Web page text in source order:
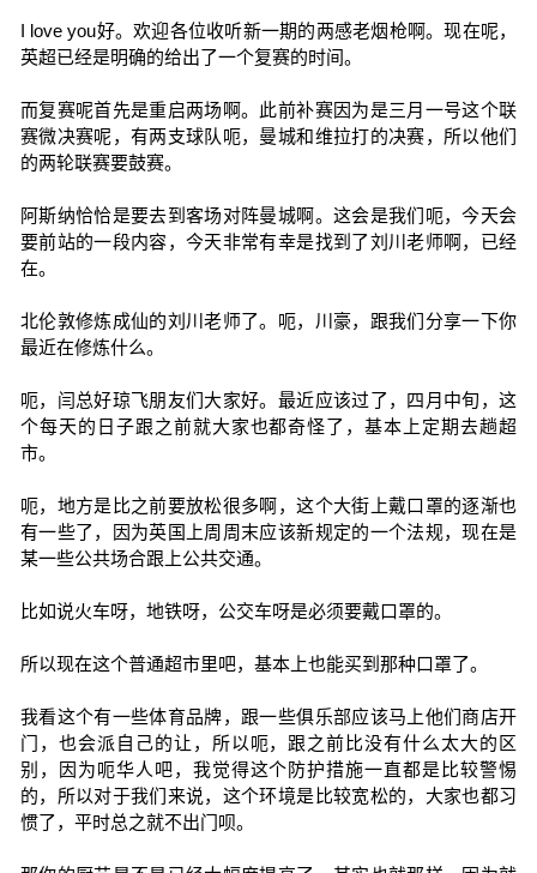
I love you好。欢迎各位收听新一期的两感老烟枪啊。现在呢，
英超已经是明确的给出了一个复赛的时间。
而复赛呢首先是重启两场啊。此前补赛因为是三月一号这个联
赛微决赛呢，有两支球队呃，曼城和维拉打的决赛，所以他们
的两轮联赛要鼓赛。
阿斯纳恰恰是要去到客场对阵曼城啊。这会是我们呃，今天会
要前站的一段内容，今天非常有幸是找到了刘川老师啊，已经
在。
北伦敦修炼成仙的刘川老师了。呃，川豪，跟我们分享一下你
最近在修炼什么。
呃，闫总好琼飞朋友们大家好。最近应该过了，四月中旬，这
个每天的日子跟之前就大家也都奇怪了，基本上定期去趟超
市。
呃，地方是比之前要放松很多啊，这个大街上戴口罩的逐渐也
有一些了，因为英国上周周末应该新规定的一个法规，现在是
某一些公共场合跟上公共交通。
比如说火车呀，地铁呀，公交车呀是必须要戴口罩的。
所以现在这个普通超市里吧，基本上也能买到那种口罩了。
我看这个有一些体育品牌，跟一些俱乐部应该马上他们商店开
门，也会派自己的让，所以呃，跟之前比没有什么太大的区
别，因为呃华人吧，我觉得这个防护措施一直都是比较警惕
的，所以对于我们来说，这个环境是比较宽松的，大家也都习
惯了，平时总之就不出门呗。